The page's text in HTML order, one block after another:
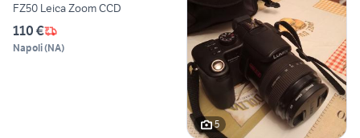
FZ50 Leica Zoom CCD
110 €
Napoli(NA)
5